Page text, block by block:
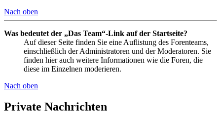
Nach oben
Was bedeutet der „Das Team“-Link auf der Startseite?
Auf dieser Seite finden Sie eine Auflistung des Forenteams,
einschließlich der Administratoren und der Moderatoren. Sie
finden hier auch weitere Informationen wie die Foren, die
diese im Einzelnen moderieren.
Nach oben
Private Nachrichten